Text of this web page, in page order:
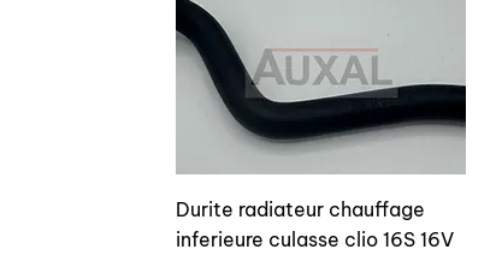
Durite radiateur chauffage
inferieure culasse clio 16S 16V